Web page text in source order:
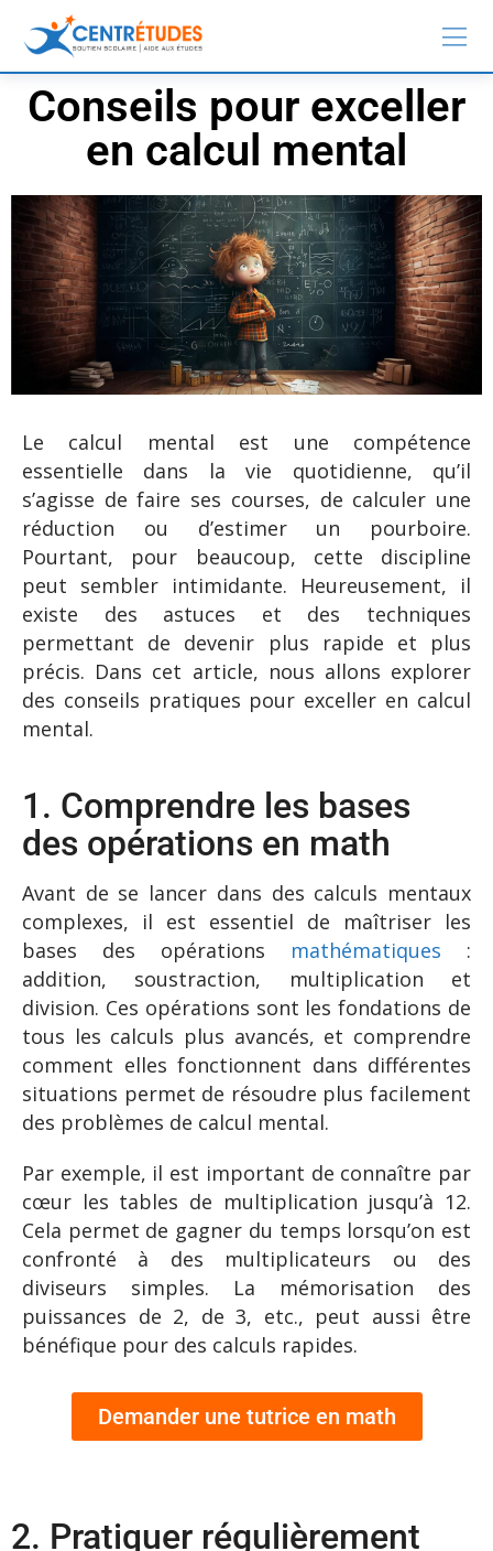
Conseils pour exceller
en calcul mental
Le calcul mental est une compétence
essentielle dans la vie quotidienne, qu’il
s’agisse de faire ses courses, de calculer une
réduction ou d’estimer un pourboire.
Pourtant, pour beaucoup, cette discipline
peut sembler intimidante. Heureusement, il
existe des astuces et des techniques
permettant de devenir plus rapide et plus
précis. Dans cet article, nous allons explorer
des conseils pratiques pour exceller en calcul
mental.
1. Comprendre les bases
des opérations en math
Avant de se lancer dans des calculs mentaux
complexes, il est essentiel de maîtriser les
bases des opérations mathématiques :
addition, soustraction, multiplication et
division. Ces opérations sont les fondations de
tous les calculs plus avancés, et comprendre
comment elles fonctionnent dans différentes
situations permet de résoudre plus facilement
des problèmes de calcul mental.
Par exemple, il est important de connaître par
cœur les tables de multiplication jusqu’à 12.
Cela permet de gagner du temps lorsqu’on est
confronté à des multiplicateurs ou des
diviseurs simples. La mémorisation des
puissances de 2, de 3, etc., peut aussi être
bénéfique pour des calculs rapides.
Demander une tutrice en math
2. Pratiquer régulièrement